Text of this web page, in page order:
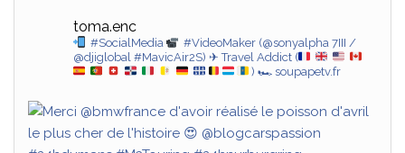
toma.enc
#SocialMedia
#VideoMaker (@sonyalpha 7III /
@djiglobal #MavicAir2S) ✈ Travel Addict (
) 🏎 soupapetv.fr